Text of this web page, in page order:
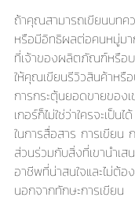
ถ้าคุณสามารถเขียนบทค
หรือมีอิทธิผลต่อคนหมู่มา
ที่เจ้าของผลิตภัณฑ์หรือบ
ให้คุณเขียนรีวิวสินค้าหรือ
การกระตุ้นยอดขายของ
เกอร์ก็ไม่ใช่ว่าใครจะเป็น
ในการสื่อสาร การเขียน
ส่วนร่วมกับสิ่งที่เขานำเ
อาชีพที่น่าสนใจและไม่ต้อ
นอกจากทักษะการเขียน